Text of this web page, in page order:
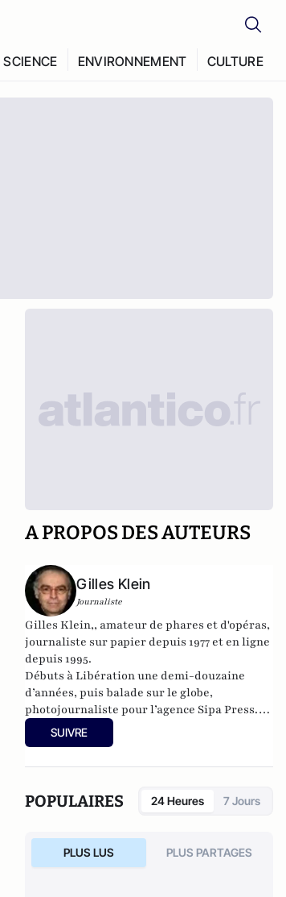
SCIENCE ENVIRONNEMENT CULTURE
A PROPOS DES AUTEURS
Gilles Klein
Journaliste
Gilles Klein,, amateur de phares et d'opéras,
journaliste sur papier depuis 1977 et en ligne
depuis 1995.
Débuts à Libération une demi-douzaine
d’années, puis balade sur le globe,
photojournaliste pour l’agence Sipa Press.
Ensuite, responsable de la rubrique
Multimedia de ELLE, avant d’écrire sur les
avec Le Phare à partir de 2005 sur le site du
Monde qui a fermé sa plateforme de blogs.
depuis 2007.
SUIVRE
POPULAIRES 24 Heures 7 Jours
PLUS LUS PLUS PARTAGES